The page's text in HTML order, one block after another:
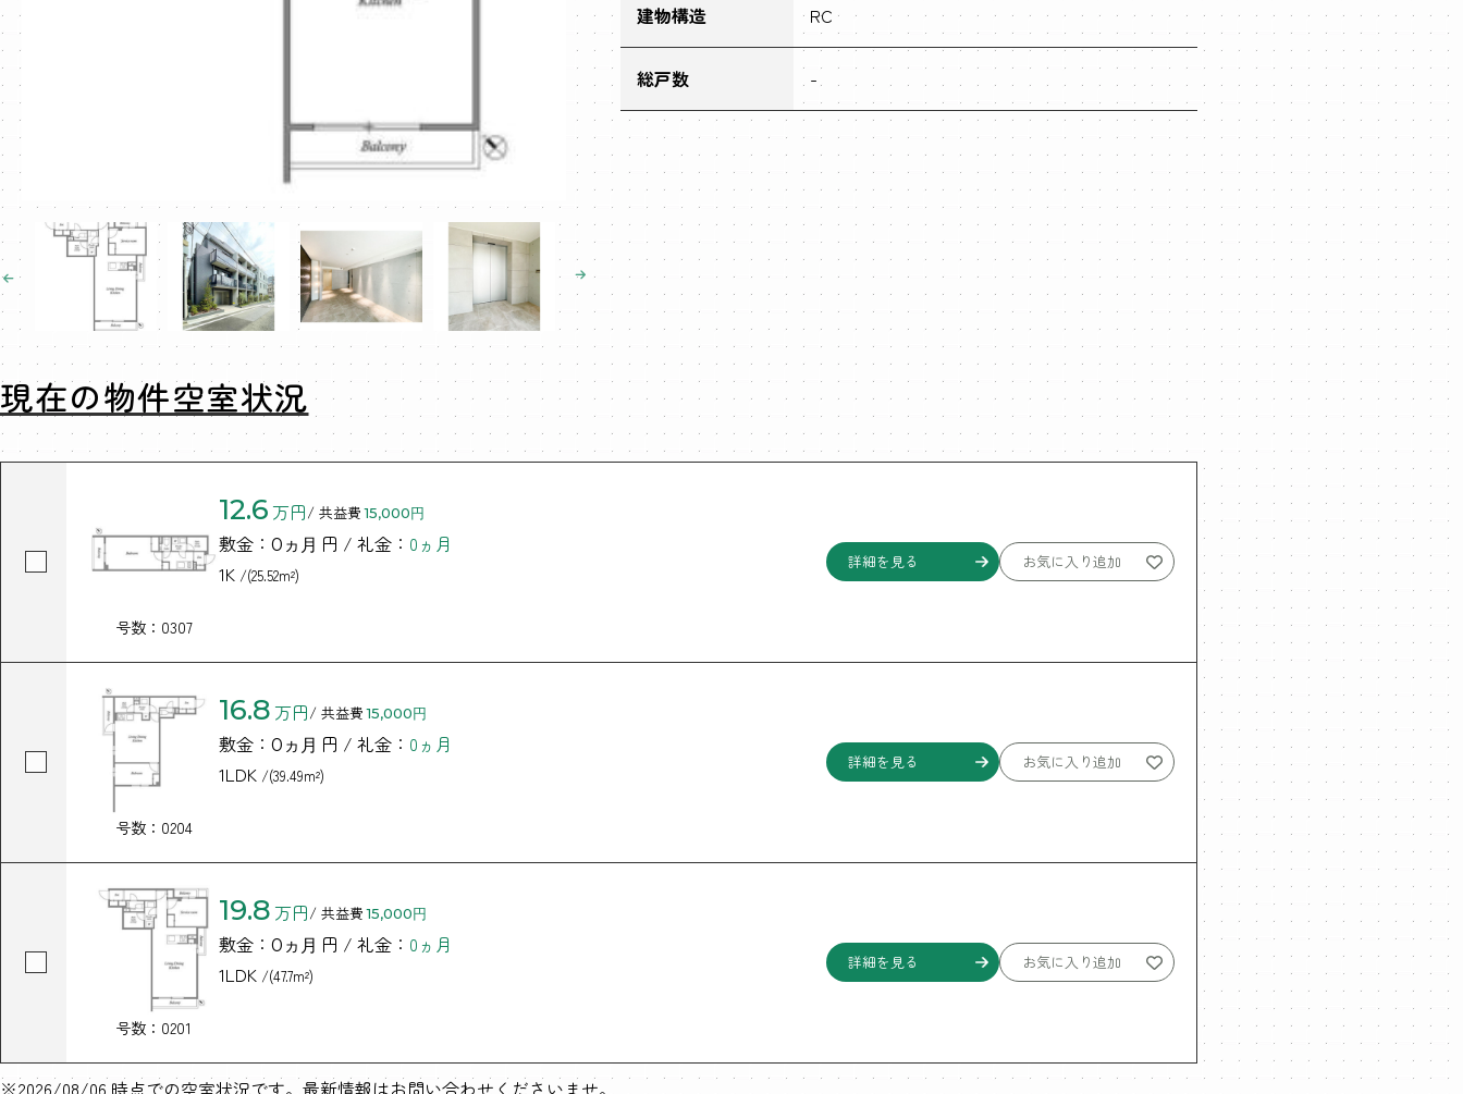
建物構造 RC
総戸数 -
現在の物件空室状況
号数：0307
12.6 万円/ 共益費 15,000円
敷金： 0ヵ月 円 / 礼金： 0ヵ月
1K /(25.52m²)
詳細を見る お気に入り追加
号数：0204
16.8 万円/ 共益費 15,000円
敷金： 0ヵ月 円 / 礼金： 0ヵ月
1LDK /(39.49m²)
詳細を見る お気に入り追加
号数：0201
19.8 万円/ 共益費 15,000円
敷金： 0ヵ月 円 / 礼金： 0ヵ月
1LDK /(47.7m²)
詳細を見る お気に入り追加
※2026/08/06 時点での空室状況です。最新情報はお問い合わせくださいませ。